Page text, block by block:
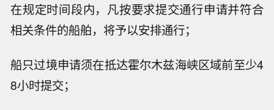
在规定时间段内，凡按要求提交通行申请并符合
相关条件的船舶，将予以安排通行；
船只过境申请须在抵达霍尔木兹海峡区域前至少4
8小时提交；